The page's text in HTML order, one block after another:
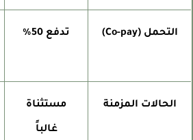
التحمل (Co-pay) تدفع 50%
الحالات المزمنة مستثناة
غالباً